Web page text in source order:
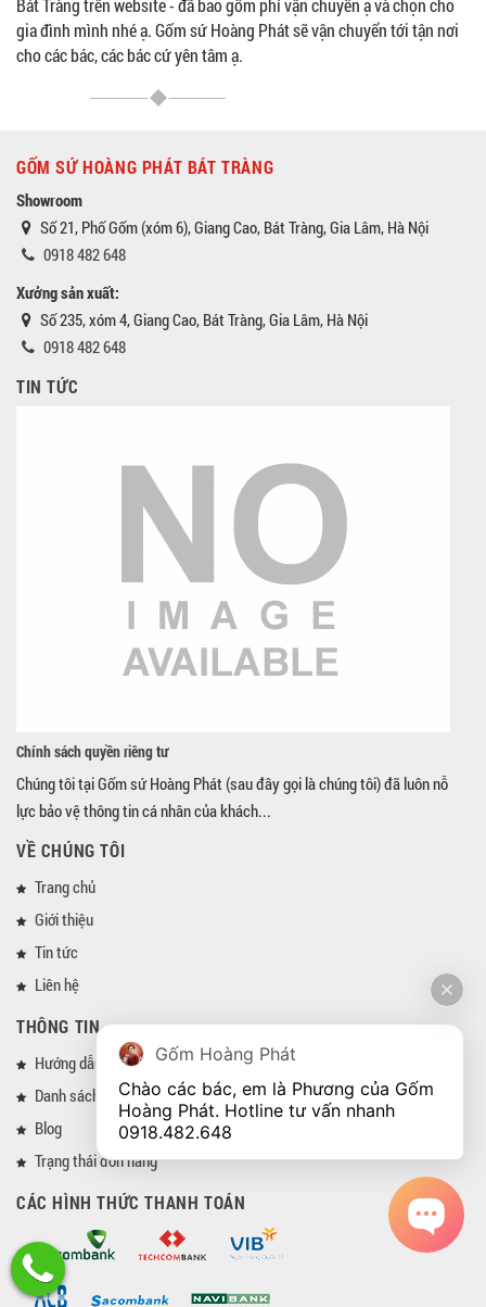
Bát Tràng trên website - đã bao gồm phí vận chuyển ạ và chọn cho
gia đình mình nhé ạ. Gốm sứ Hoàng Phát sẽ vận chuyển tới tận nơi
cho các bác, các bác cứ yên tâm ạ.
GỐM SỨ HOÀNG PHÁT BÁT TRÀNG
Showroom
Số 21, Phố Gốm (xóm 6), Giang Cao, Bát Tràng, Gia Lâm, Hà Nội
0918 482 648
Xưởng sản xuất:
Số 235, xóm 4, Giang Cao, Bát Tràng, Gia Lâm, Hà Nội
0918 482 648
TIN TỨC
Chính sách quyền riêng tư
Chúng tôi tại Gốm sứ Hoàng Phát (sau đây gọi là chúng tôi) đã luôn nỗ
lực bảo vệ thông tin cá nhân của khách...
VỀ CHÚNG TÔI
Trang chủ
Giới thiệu
Tin tức
Liên hệ
THÔNG TIN
Hướng dẫn mua hàng
Danh sách đại lý
Blog
Trạng thái đơn hàng
CÁC HÌNH THỨC THANH TOÁN
Gốm Hoàng Phát
Chào các bác, em là Phương của Gốm
0918.482.648